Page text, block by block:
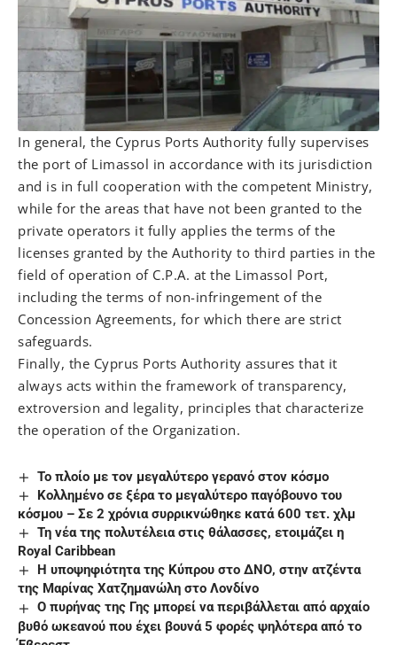
In general, the Cyprus Ports Authority fully supervises
the port of Limassol in accordance with its jurisdiction
and is in full cooperation with the competent Ministry,
while for the areas that have not been granted to the
private operators it fully applies the terms of the
licenses granted by the Authority to third parties in the
field of operation of C.P.A. at the Limassol Port,
including the terms of non-infringement of the
Concession Agreements, for which there are strict
safeguards.
Finally, the Cyprus Ports Authority assures that it
always acts within the framework of transparency,
extroversion and legality, principles that characterize
the operation of the Organization.
Το πλοίο με τον μεγαλύτερο γερανό στον κόσμο
Κολλημένο σε ξέρα το μεγαλύτερο παγόβουνο του
κόσμου – Σε 2 χρόνια συρρικνώθηκε κατά 600 τετ. χλμ
Τη νέα της πολυτέλεια στις θάλασσες, ετοιμάζει η
Royal Caribbean
Η υποψηφιότητα της Κύπρου στο ΔΝΟ, στην ατζέντα
της Μαρίνας Χατζημανώλη στο Λονδίνο
Ο πυρήνας της Γης μπορεί να περιβάλλεται από αρχαίο
βυθό ωκεανού που έχει βουνά 5 φορές ψηλότερα από το